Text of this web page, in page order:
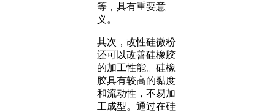
等，具有重要意
义。
其次，改性硅微粉
还可以改善硅橡胶
的加工性能。硅橡
胶具有较高的黏度
和流动性，不易加
工成型。通过在硅